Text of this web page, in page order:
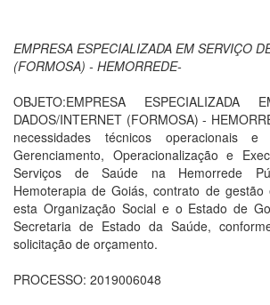
EMPRESA ESPECIALIZADA EM SERVIÇO
(FORMOSA) - HEMORREDE-
OBJETO:EMPRESA
DADOS/INTERNET (FORMOSA) -
necessidades técnicos operacionais e
Gerenciamento, Operacionalização e
Serviços de Saúde na Hemorrede
Hemoterapia de Goiás, contrato de
esta Organização Social e o Estado de
Secretaria de Estado da Saúde,
solicitação de orçamento.
PROCESSO: 2019006048